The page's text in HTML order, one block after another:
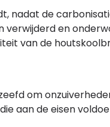
nadat de
en
van de
om
aan de eisen